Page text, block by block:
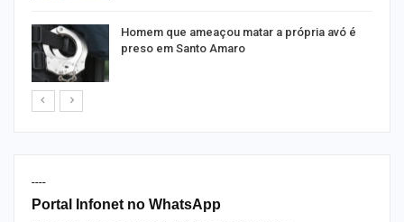
Homem que ameaçou matar a própria avó é
preso em Santo Amaro
----
Portal Infonet no WhatsApp